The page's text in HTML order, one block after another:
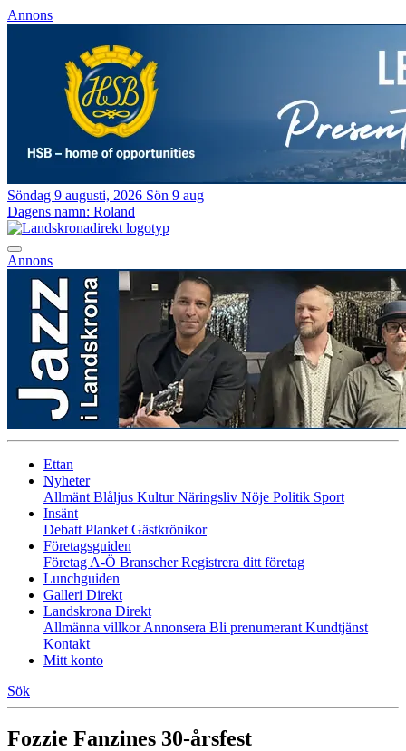
Annons
Söndag 9 augusti, 2026 Sön 9 aug
Dagens namn: Roland
Annons
Ettan
Nyheter
Allmänt Blåljus KulturNäringsliv Nöje Politik Sport
Insänt
Debatt Planket Gästkrönikor
Företagsguiden
Företag A-Ö BranscherRegistrera ditt företag
Lunchguiden
Galleri Direkt
Landskrona Direkt
Allmänna villkorAnnonsera Bli prenumerant Kundtjänst
Kontakt
Mitt konto
Sök
Fozzie Fanzines 30-årsfest